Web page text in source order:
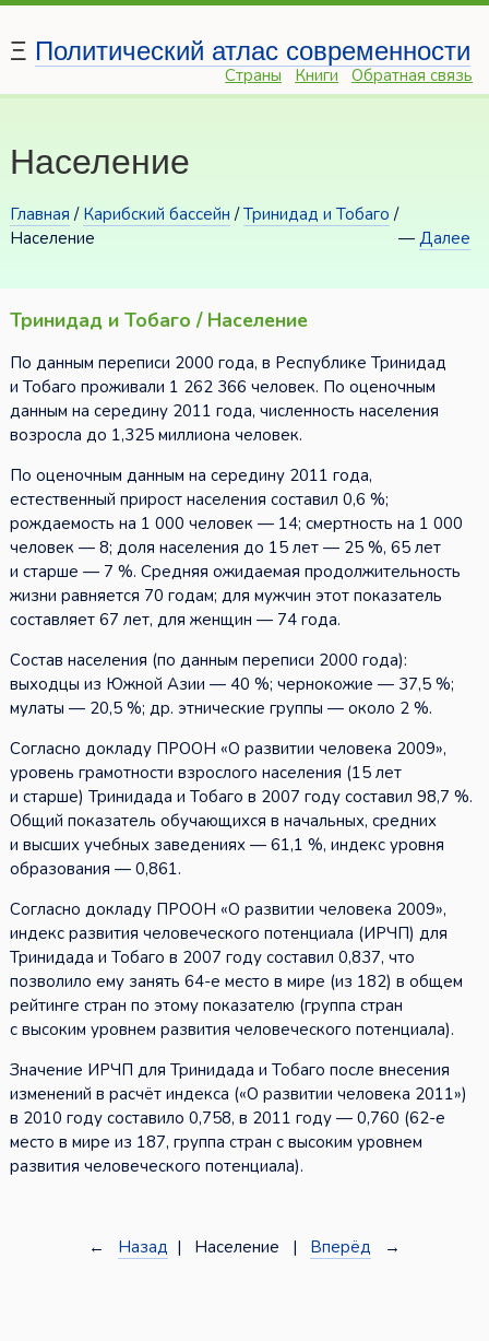
Ξ Политический атлас современности
Страны Книги Обратная связь
Население
Главная / Карибский бассейн /Тринидад и Тобаго /
Население
—Далее
Тринидад и Тобаго / Население
По данным переписи 2000 года, в Республике Тринидад
и Тобаго проживали 1 262 366 человек. По оценочным
данным на середину 2011 года, численность населения
возросла до 1,325 миллиона человек.
По оценочным данным на середину 2011 года,
естественный прирост населения составил 0,6 %;
рождаемость на 1 000 человек — 14; смертность на 1 000
человек — 8; доля населения до 15 лет — 25 %, 65 лет
и старше — 7 %. Средняя ожидаемая продолжительность
жизни равняется 70 годам; для мужчин этот показатель
составляет 67 лет, для женщин — 74 года.
Состав населения (по данным переписи 2000 года):
выходцы из Южной Азии — 40 %; чернокожие — 37,5 %;
мулаты — 20,5 %; др. этнические группы — около 2 %.
Согласно докладу ПРООН «О развитии человека 2009»,
уровень грамотности взрослого населения (15 лет
и старше) Тринидада и Тобаго в 2007 году составил 98,7 %.
Общий показатель обучающихся в начальных, средних
и высших учебных заведениях — 61,1 %, индекс уровня
образования — 0,861.
Согласно докладу ПРООН «О развитии человека 2009»,
индекс развития человеческого потенциала (ИРЧП) для
Тринидада и Тобаго в 2007 году составил 0,837, что
позволило ему занять 64-е место в мире (из 182) в общем
рейтинге стран по этому показателю (группа стран
с высоким уровнем развития человеческого потенциала).
Значение ИРЧП для Тринидада и Тобаго после внесения
изменений в расчёт индекса («О развитии человека 2011»)
в 2010 году составило 0,758, в 2011 году — 0,760 (62-е
место в мире из 187, группа стран с высоким уровнем
развития человеческого потенциала).
← Назад | Население | Вперёд →